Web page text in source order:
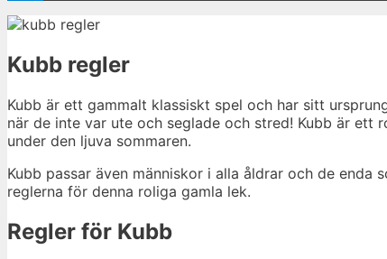
Kubb regler
Kubb är ett gammalt klassiskt spel och har sitt
när de inte var ute och seglade och stred! Kubb är
under den ljuva sommaren.
Kubb passar även människor i alla åldrar och de
reglerna för denna roliga gamla lek.
Regler för Kubb